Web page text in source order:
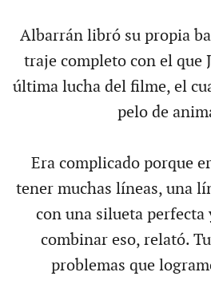
Albarrán libró su propia
traje completo con el que
última lucha del filme, el
pelo de
Era complicado porque
tener muchas líneas, una
con una silueta perfecta
combinar eso, relató.
problemas que